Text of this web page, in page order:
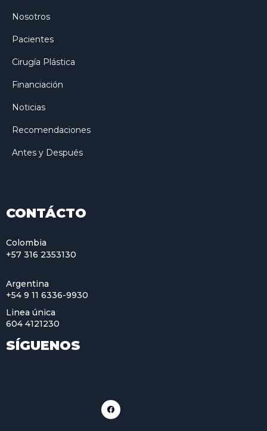
Nosotros
Pacientes
Cirugía Plástica
Financiación
Noticias
Recomendaciones
Antes y Después
CONTÁCTO
Colombia
+57 316 2353130
Argentina
+54 9 11 6336-9930
Linea única
604 4121230
SÍGUENOS